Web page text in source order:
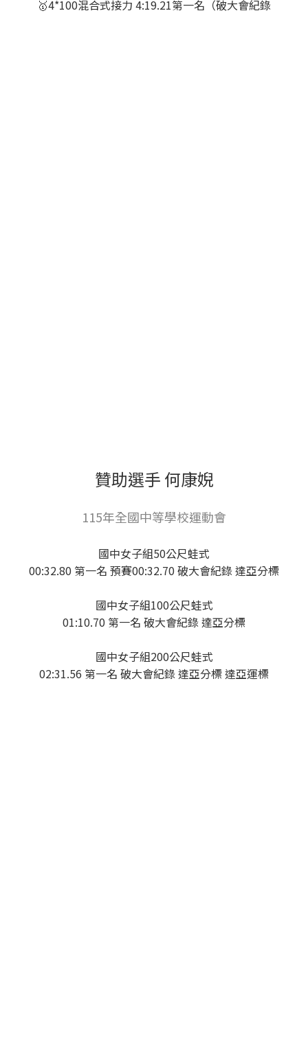
🥇4*100混合式接力 4:19.21第一名（破大會紀錄
贊助選手 何康婗
115年全國中等學校運動會
國中女子組50公尺蛙式
00:32.80 第一名 預賽00:32.70 破大會紀錄 達亞分標
國中女子組100公尺蛙式
01:10.70 第一名 破大會紀錄 達亞分標
國中女子組200公尺蛙式
02:31.56 第一名 破大會紀錄 達亞分標 達亞運標